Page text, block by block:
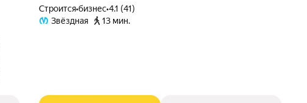
Строится•бизнес•4.1 (41)
Звёздная
13 мин.